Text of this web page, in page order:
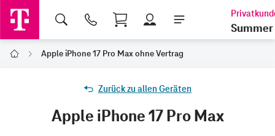
Shopping Cart
Summer
Home Apple iPhone 17 Pro Max ohne Vertrag
Zurück zu allen Geräten
Apple iPhone 17 Pro Max